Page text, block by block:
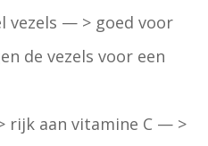
vezels — > goed voor
de vezels voor een
rijk aan vitamine C — >